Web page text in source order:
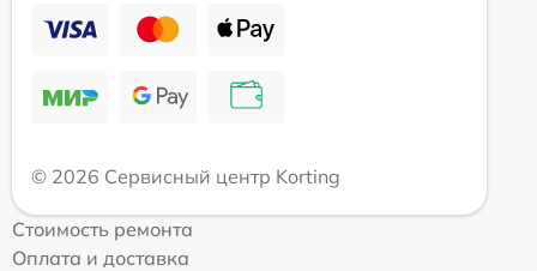
© 2026 Сервисный центр Korting
Стоимость ремонта
Оплата и доставка